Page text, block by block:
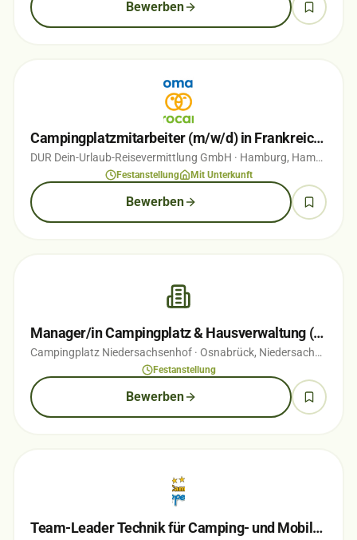
Bewerben
Campingplatzmitarbeiter (m/w/d) in Frankreich, Italien, oder der Niederlande
DUR Dein-Urlaub-Reisevermittlung GmbH · Hamburg, Hamburg
Festanstellung Mit Unterkunft
Bewerben
Manager/in Campingplatz & Hausverwaltung (w/m/d) Teil-/Vollzeit
Campingplatz Niedersachsenhof · Osnabrück, Niedersachsen
Festanstellung
Bewerben
Team-Leader Technik für Camping- und Mobilheimplatz (m/w/d)